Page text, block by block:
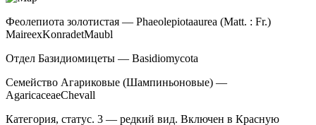
Феолепиота золотистая — Phaeolepiotaaurea (Matt. : Fr.)
MaireexKonradetMaubl
Отдел Базидиомицеты — Basidiomycota
Семейство Агариковые (Шампиньоновые) —
AgaricaceaeChevall
Категория, статус. 3 — редкий вид. Включен в Красную